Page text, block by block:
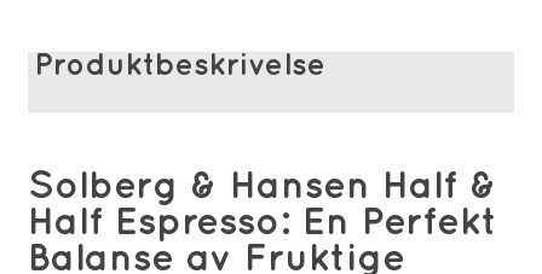
Produktbeskrivelse
Solberg & Hansen Half &
Half Espresso: En Perfekt
Balanse av Fruktige